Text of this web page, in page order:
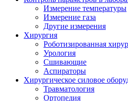
Измерение температуры
Измерение газа
Другие измерения
Хирургия
Роботизированная
Урология
Сшивающие
Аспираторы
Хирургическое силовое
Травматология
Ортопедия